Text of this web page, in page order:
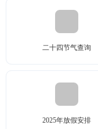
二十四节气查询
2025年放假安排